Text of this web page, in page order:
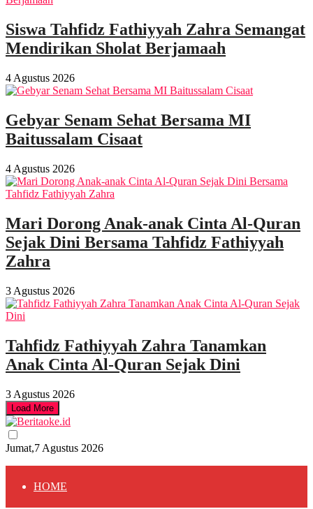
Siswa Tahfidz Fathiyyah Zahra Semangat
Mendirikan Sholat Berjamaah
4 Agustus 2026
Gebyar Senam Sehat Bersama MI
Baitussalam Cisaat
4 Agustus 2026
Mari Dorong Anak-anak Cinta Al-Quran
Sejak Dini Bersama Tahfidz Fathiyyah
Zahra
3 Agustus 2026
Tahfidz Fathiyyah Zahra Tanamkan
Anak Cinta Al-Quran Sejak Dini
3 Agustus 2026
Load More
Jumat,7 Agustus 2026
HOME